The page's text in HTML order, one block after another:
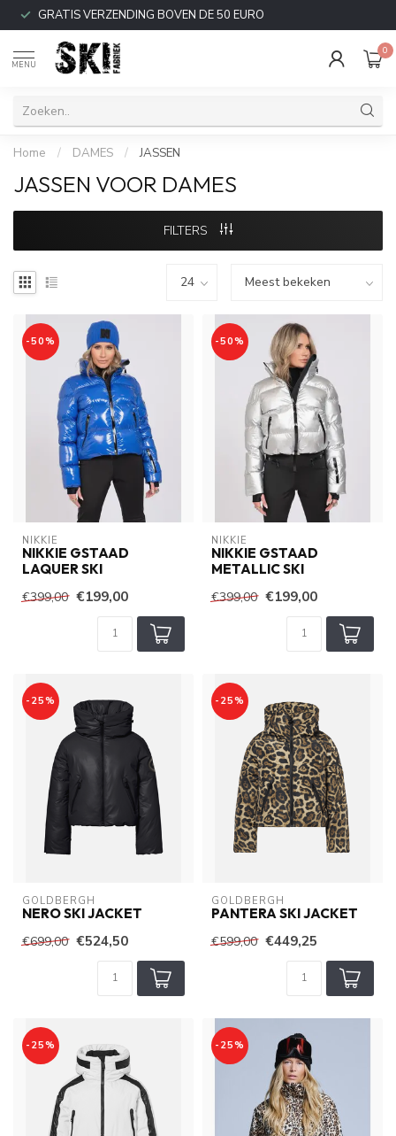
GRATIS VERZENDING BOVEN DE 50 EURO
MENU
0
Home / DAMES / JASSEN
JASSEN VOOR DAMES
FILTERS
-50%
NIKKIE
NIKKIE GSTAAD
LAQUER SKI
€399,00 €199,00
-50%
NIKKIE
NIKKIE GSTAAD
METALLIC SKI
€399,00 €199,00
-25%
GOLDBERGH
NERO SKI JACKET
€699,00 €524,50
-25%
GOLDBERGH
PANTERA SKI JACKET
€599,00 €449,25
-25% -25%